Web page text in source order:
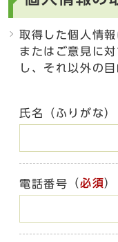
取得した個人情
またはご意見に
し、それ以外の
氏名（ふりがな）
電話番号 （必須）